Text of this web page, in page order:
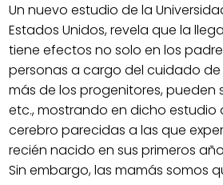
Un nuevo estudio de la
Estados Unidos, revela que la
tiene efectos no solo en los
personas a cargo del cuidado de
más de los progenitores, pueden
etc., mostrando en dicho estudio
cerebro parecidas a las que
recién nacido en sus primeros
Sin embargo, las mamás somos